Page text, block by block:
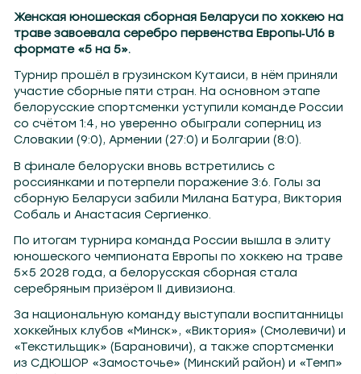
Женская юношеская сборная Беларуси по хоккею на
траве завоевала серебро первенства Европы‑U16 в
формате «5 на 5».
Турнир прошёл в грузинском Кутаиси, в нём приняли
участие сборные пяти стран. На основном этапе
белорусские спортсменки уступили команде России
со счётом 1:4, но уверенно обыграли соперниц из
Словакии (9:0), Армении (27:0) и Болгарии (8:0).
В финале белоруски вновь встретились с
россиянками и потерпели поражение 3:6. Голы за
сборную Беларуси забили Милана Батура, Виктория
Собаль и Анастасия Сергиенко.
По итогам турнира команда России вышла в элиту
юношеского чемпионата Европы по хоккею на траве
5×5 2028 года, а белорусская сборная стала
серебряным призёром II дивизиона.
За национальную команду выступали воспитанницы
хоккейных клубов «Минск», «Виктория» (Смолевичи) и
«Текстильщик» (Барановичи), а также спортсменки
из СДЮШОР «Замосточье» (Минский район) и «Темп»